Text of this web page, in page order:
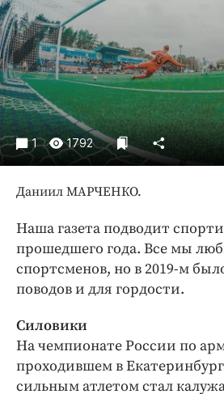
Праздники
Происшествия
Спорт
Экономика и бизнес
ПРОЕКТЫ
Блоги
Интересное чтиво
Клиника года
Бренд года
1 1792
Даниил МАРЧЕНКО.
Наша газета подводит
прошедшего года. Все мы
спортсменов, но в 2019-м
поводов и для гордости.
Силовики
На чемпионате России по
проходившем в
сильным атлетом стал